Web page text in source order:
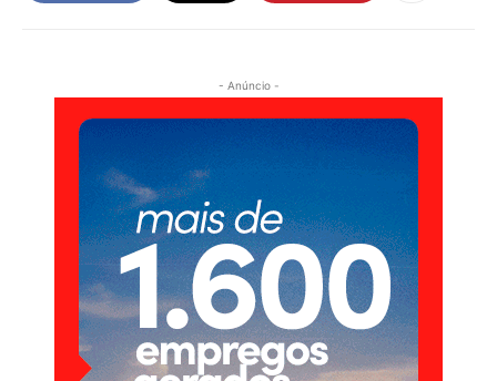
- Anúncio -